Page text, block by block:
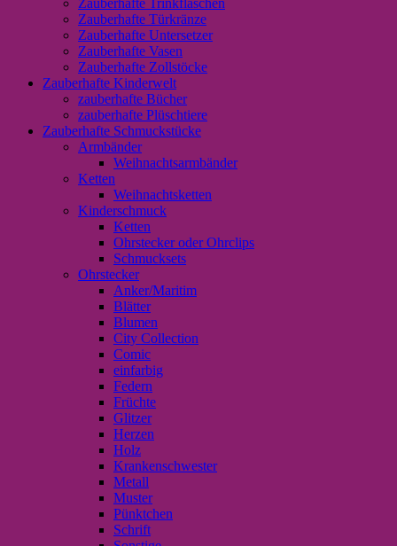
Zauberhafte Türkränze
Zauberhafte Untersetzer
Zauberhafte Vasen
Zauberhafte Zollstöcke
Zauberhafte Kinderwelt
zauberhafte Bücher
zauberhafte Plüschtiere
Zauberhafte Schmuckstücke
Armbänder
Weihnachtsarmbänder
Ketten
Weihnachtsketten
Kinderschmuck
Ketten
Ohrstecker oder Ohrclips
Schmucksets
Ohrstecker
Anker/Maritim
Blätter
Blumen
City Collection
Comic
einfarbig
Federn
Früchte
Glitzer
Herzen
Holz
Krankenschwester
Metall
Muster
Pünktchen
Schrift